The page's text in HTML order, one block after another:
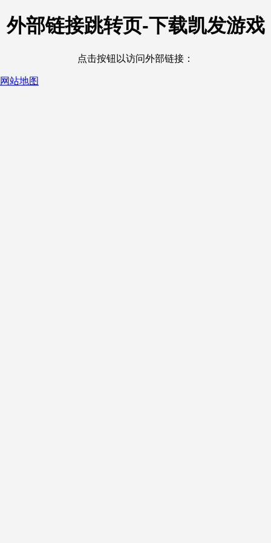
外部链接跳转页-下载凯发游戏
点击按钮以访问外部链接：
网站地图